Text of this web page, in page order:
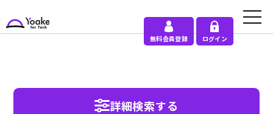
無料会員登録 ログイン
詳細検索する